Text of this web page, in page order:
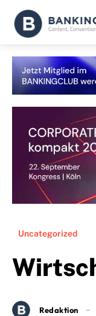
Uncategorized
Redaktion